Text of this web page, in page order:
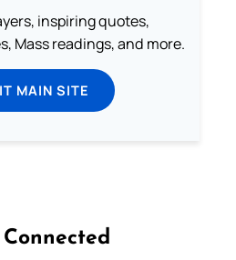
inspiring quotes,
Mass readings, and more.
MAIN SITE